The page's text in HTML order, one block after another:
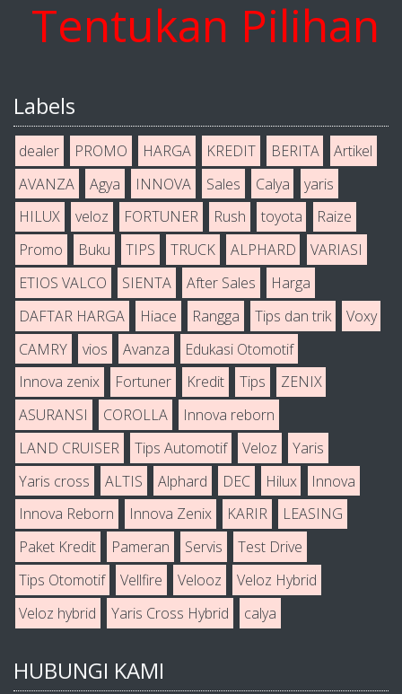
Pilihan
Labels
dealer PROMO HARGA KREDIT BERITA
Artikel
AVANZA
Agya INNOVA Sales Calya
yaris
HILUX
veloz FORTUNER Rush toyota
Raize
Promo
Buku TIPS TRUCK ALPHARD
VARIASI
ETIOS VALCO
SIENTA After Sales
Harga
DAFTAR HARGA
Hiace Rangga Tips dan trik
Voxy
CAMRY
vios Avanza
Edukasi Otomotif
Innova zenix
Fortuner Kredit Tips
ZENIX
ASURANSI
COROLLA
Innova reborn
LAND CRUISER
Tips Automotif Veloz
Yaris
Yaris cross
ALTIS Alphard DEC Hilux
Innova
Innova Reborn
Innova Zenix KARIR
LEASING
Paket Kredit
Pameran Servis
Test Drive
Tips Otomotif
Vellfire Velooz
Veloz Hybrid
Veloz hybrid
Yaris Cross Hybrid calya
HUBUNGI KAMI